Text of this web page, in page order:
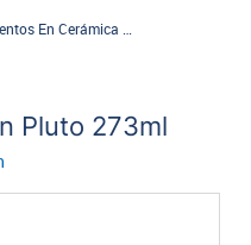
En Cerámica
Pluto 273ml